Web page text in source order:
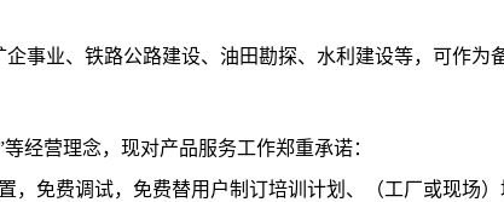
事业、铁路公路建设、油田勘探、水利建设等，可作为
经营理念，现对产品服务工作郑重承诺：
，免费调试，免费替用户制订培训计划、（工厂或现场